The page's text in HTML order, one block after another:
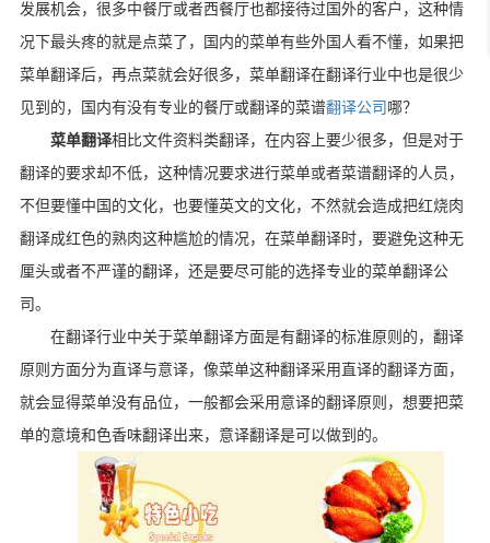
发展机会，很多中餐厅或者西餐厅也都接待过国外的客户，这种情
况下最头疼的就是点菜了，国内的菜单有些外国人看不懂，如果把
菜单翻译后，再点菜就会好很多，菜单翻译在翻译行业中也是很少
见到的，国内有没有专业的餐厅或翻译的菜谱翻译公司 哪？
菜单翻译相比文件资料类翻译，在内容上要少很多，但是对于
翻译的要求却不低，这种情况要求进行菜单或者菜谱翻译的人员，
不但要懂中国的文化，也要懂英文的文化，不然就会造成把红烧肉
翻译成红色的熟肉这种尴尬的情况，在菜单翻译时，要避免这种无
厘头或者不严谨的翻译，还是要尽可能的选择专业的菜单翻译公
司。
在翻译行业中关于菜单翻译方面是有翻译的标准原则的，翻译
原则方面分为直译与意译，像菜单这种翻译采用直译的翻译方面，
就会显得菜单没有品位，一般都会采用意译的翻译原则，想要把菜
单的意境和色香味翻译出来，意译翻译是可以做到的。